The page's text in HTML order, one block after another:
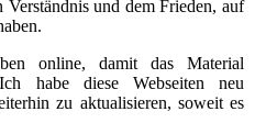
Verständnis und dem Frieden, auf
online, damit das Material
habe diese Webseiten neu
zu aktualisieren, soweit es